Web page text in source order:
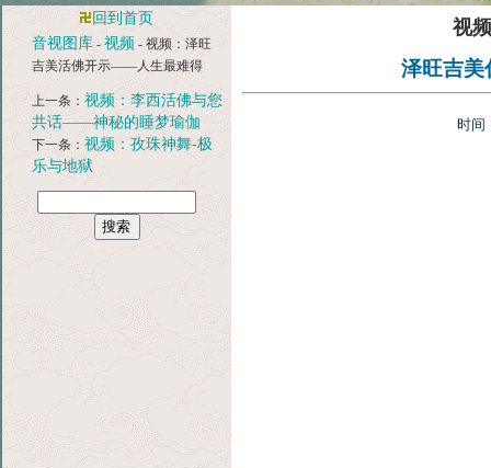
回到首页
音视图库 -视频 - 视频：泽旺
吉美活佛开示——人生最难得
上一条：视频：李西活佛与您
共话——神秘的睡梦瑜伽
下一条：视频：孜珠神舞-极
乐与地狱
视
泽旺吉美
时间